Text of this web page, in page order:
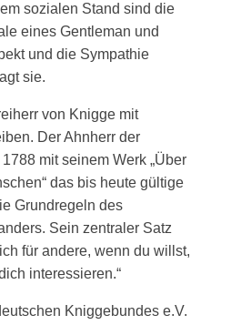
sozialen Stand sind die
eines Gentleman und
und die Sympathie
sie.
von Knigge mit
Der Ahnherr der
mit seinem Werk „Über
das bis heute gültige
Grundregeln des
Sein zentraler Satz
für andere, wenn du willst,
interessieren.“
Kniggebundes e.V.